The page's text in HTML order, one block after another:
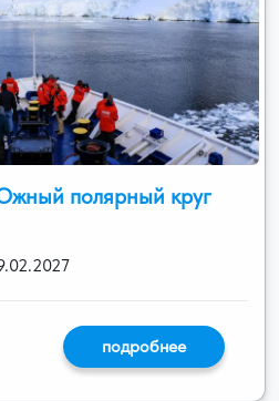
полярный круг
подробнее